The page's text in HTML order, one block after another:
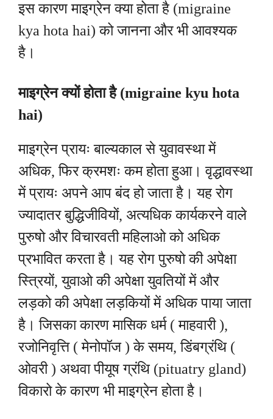
इस कारण माइग्रेन क्या होता है (migraine
kya hota hai) को जानना और भी आवश्यक
है।
माइग्रेन क्यों होता है (migraine kyu hota
hai)
माइग्रेन प्रायः बाल्यकाल से युवावस्था में
अधिक, फिर क्रमशः कम होता हुआ। वृद्धावस्था
में प्रायः अपने आप बंद हो जाता है। यह रोग
ज्यादातर बुद्धिजीवियों, अत्यधिक कार्यकरने वाले
पुरुषो और विचारवती महिलाओ को अधिक
प्रभावित करता है। यह रोग पुरुषो की अपेक्षा
स्त्रियों, युवाओ की अपेक्षा युवतियों में और
लड़को की अपेक्षा लड़कियों में अधिक पाया जाता
है। जिसका कारण मासिक धर्म ( माहवारी ),
रजोनिवृत्ति ( मेनोपॉज ) के समय, डिंबग्रंथि (
ओवरी ) अथवा पीयूष ग्रंथि (pituatry gland)
विकारो के कारण भी माइग्रेन होता है।